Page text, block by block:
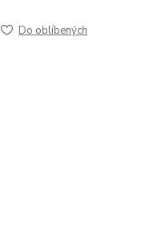
Do oblíbených